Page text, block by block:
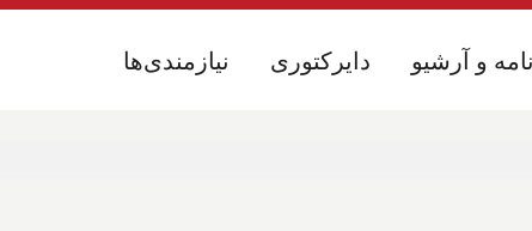
نیازمندی‌ها دایرکتوری و آرشیو نیازمندی‌ها دایرکتوری و آرشیو